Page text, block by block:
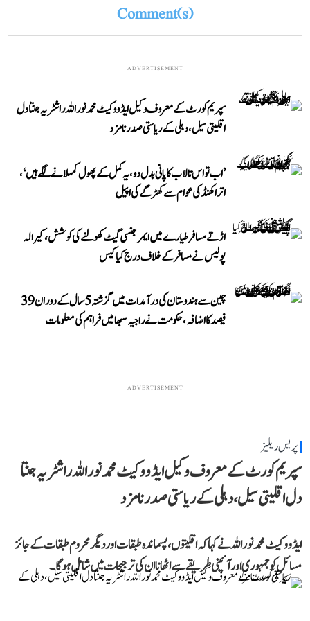
Comment(s)
ADVERTISEMENT
سپریم کورٹ کے معروف وکیل ایڈووکیٹ محمد نور اللہ راشٹریہ جنتا دل
اقلیتی سیل، دہلی کے ریاستی صدر نامزد
’اب تو اس تالاب کا پانی بدل دو، یہ کمل کے پھول کمہلانے لگے ہیں‘،
اتراکھنڈ کی عوام سے کھڑگے کی اپیل
اڑتے مسافر طیارے میں ایمرجنسی گیٹ کھولنے کی کوشش، کیرالہ
پولیس نے مسافر کے خلاف درج کیا کیس
چین سے ہندوستان کی درآمدات میں گزشتہ 5 سال کے دوران 39
فیصد کا اضافہ، حکومت نے راجیہ سبھا میں فراہم کی معلومات
ADVERTISEMENT
پریس ریلیز
سپریم کورٹ کے معروف وکیل ایڈووکیٹ محمد نور اللہ راشٹریہ جنتا
دل اقلیتی سیل، دہلی کے ریاستی صدر نامزد
ایڈووکیٹ محمد نور اللہ نے کہا کہ اقلیتوں، پسماندہ طبقات اور دیگر محروم طبقات کے جائز
مسائل کو جمہوری اور آئینی طریقے سے اٹھانا ان کی ترجیحات میں شامل ہوگا۔